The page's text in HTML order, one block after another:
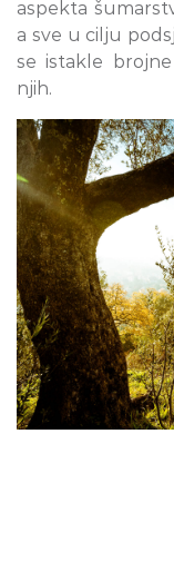
aspekta
a sve u cilju
se istakle
njih.